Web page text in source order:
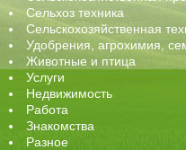
Сельхоз техника
Сельскохозяйственная
Удобрения, агрохимия,
Животные и птица
Услуги
Недвижимость
Работа
Знакомства
Разное